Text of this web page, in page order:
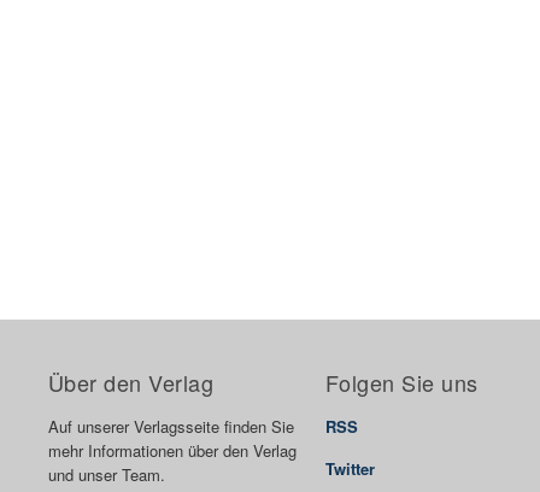
Über den Verlag
Auf unserer Verlagsseite finden Sie
mehr Informationen über den Verlag
und unser Team.
Folgen Sie uns
RSS
Twitter